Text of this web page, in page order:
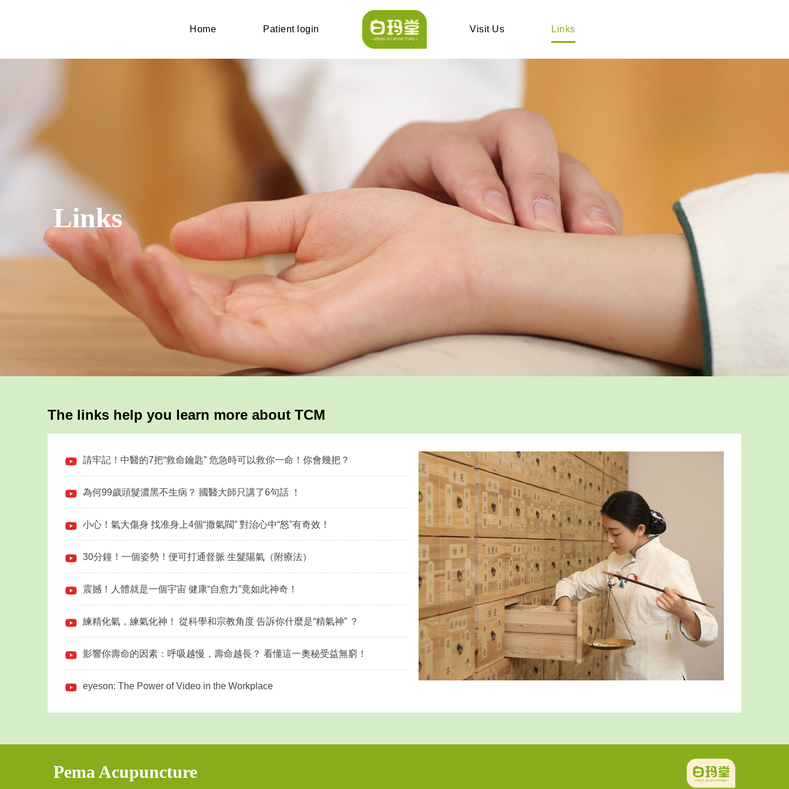
Home Patient login Visit Us Links
Links
The links help you learn more about TCM
請牢記！中醫的7把“救命鑰匙” 危急時可以救你一命！你會幾把？
為何99歲頭髮濃黑不生病？ 國醫大師只講了6句話 ！
小心！氣大傷身 找准身上4個“撒氣閥” 對治心中“怒”有奇效！
30分鐘！一個姿勢！便可打通督脈 生髮陽氣（附療法）
震撼！人體就是一個宇宙 健康“自愈力”竟如此神奇！
練精化氣，練氣化神！ 從科學和宗教角度 告訴你什麼是“精氣神” ？
影響你壽命的因素：呼吸越慢，壽命越長？ 看懂這一奧秘受益無窮！
eyeson: The Power of Video in the Workplace
Pema Acupuncture